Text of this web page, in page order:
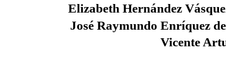
Elizabeth Hernández
José Raymundo Enríquez
Vicente